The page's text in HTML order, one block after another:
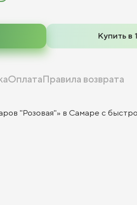
Купить в
ОплатаПравила возврата
"Розовая"» в Самаре с